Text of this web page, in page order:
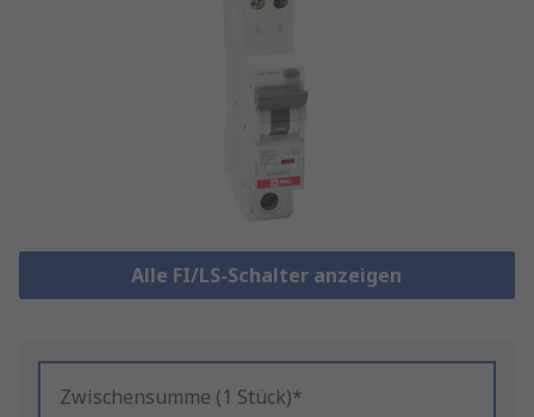
Alle FI/LS-Schalter anzeigen
Zwischensumme (1 Stück)*